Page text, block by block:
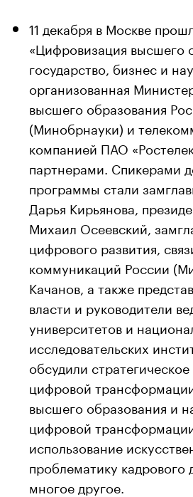
11 декабря в Москве
«Цифровизация высшего
государство, бизнес и
организованная
высшего образования
(Минобрнауки) и
компанией ПАО
партнерами. Спикерами
программы стали
Дарья Кирьянова,
Михаил Осеевский,
цифрового развития,
коммуникаций России
Качанов, а также
власти и руководители
университетов и
исследовательских
обсудили
цифровой
высшего образования и
цифровой
использование
проблематику кадрового
многое другое.